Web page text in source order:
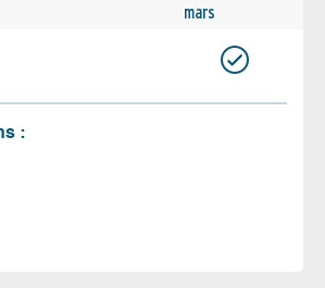
mars
: